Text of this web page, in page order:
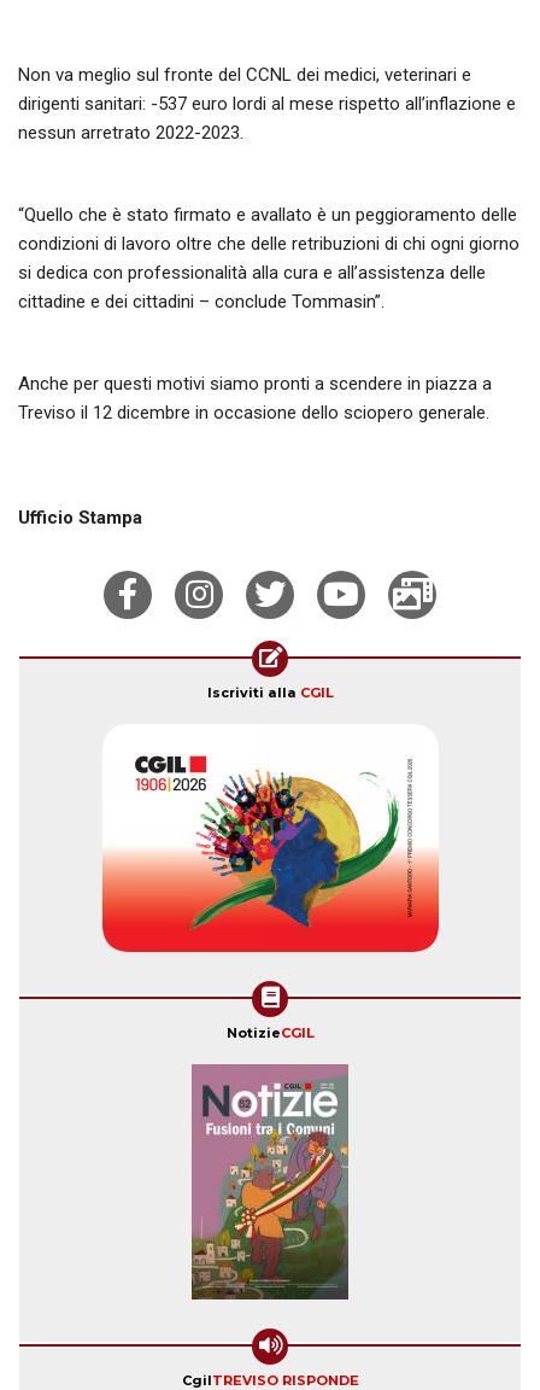
Non va meglio sul fronte del CCNL dei medici, veterinari e
dirigenti sanitari: -537 euro lordi al mese rispetto all’inflazione e
nessun arretrato 2022-2023.
“Quello che è stato firmato e avallato è un peggioramento delle
condizioni di lavoro oltre che delle retribuzioni di chi ogni giorno
si dedica con professionalità alla cura e all’assistenza delle
cittadine e dei cittadini – conclude Tommasin”.
Anche per questi motivi siamo pronti a scendere in piazza a
Treviso il 12 dicembre in occasione dello sciopero generale.
Ufficio Stampa
Iscriviti alla CGIL
NotizieCGIL
CgilTREVISO RISPONDE